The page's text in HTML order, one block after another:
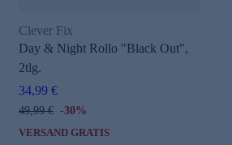
Clever Fix
Day & Night Rollo "Black Out",
2tlg.
34,99 €
49,99 € -30%
VERSAND GRATIS